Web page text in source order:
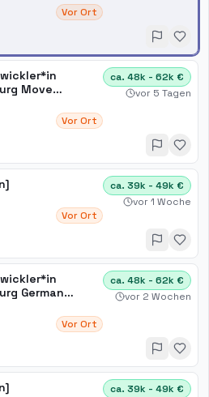
Vor Ort
Move
Vor Ort
ca. 48k - 62k €
vor 5 Tagen
Vor Ort
ca. 39k - 49k €
vor 1 Woche
German
Vor Ort
ca. 48k - 62k €
vor 2 Wochen
ca. 39k - 49k €